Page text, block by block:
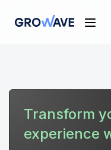
Transform
experience